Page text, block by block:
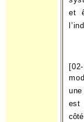
et
est